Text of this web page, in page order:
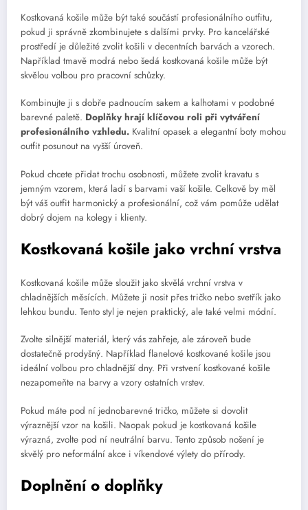
Kostkovaná košile může být také součástí profesionálního outfitu,
pokud ji správně zkombinujete s dalšími prvky. Pro kancelářské
prostředí je důležité zvolit košili v decentních barvách a vzorech.
Například tmavě modrá nebo šedá kostkovaná košile může být
skvělou volbou pro pracovní schůzky.
Kombinujte ji s dobře padnoucím sakem a kalhotami v podobné
barevné paletě. Doplňky hrají klíčovou roli při vytváření
profesionálního vzhledu. Kvalitní opasek a elegantní boty mohou
outfit posunout na vyšší úroveň.
Pokud chcete přidat trochu osobnosti, můžete zvolit kravatu s
jemným vzorem, která ladí s barvami vaší košile. Celkově by měl
být váš outfit harmonický a profesionální, což vám pomůže udělat
dobrý dojem na kolegy i klienty.
Kostkovaná košile jako vrchní vrstva
Kostkovaná košile může sloužit jako skvělá vrchní vrstva v
chladnějších měsících. Můžete ji nosit přes tričko nebo svetřík jako
lehkou bundu. Tento styl je nejen praktický, ale také velmi módní.
Zvolte silnější materiál, který vás zahřeje, ale zároveň bude
dostatečně prodyšný. Například flanelové kostkované košile jsou
ideální volbou pro chladnější dny. Při vrstvení kostkované košile
nezapomeňte na barvy a vzory ostatních vrstev.
Pokud máte pod ní jednobarevné tričko, můžete si dovolit
výraznější vzor na košili. Naopak pokud je kostkovaná košile
výrazná, zvolte pod ní neutrální barvu. Tento způsob nošení je
skvělý pro neformální akce i víkendové výlety do přírody.
Doplnění o doplňky